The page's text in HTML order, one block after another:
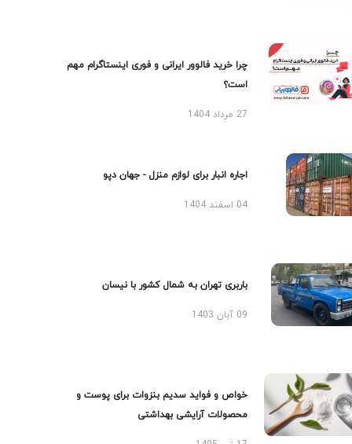
چرا خرید فالوور ایرانی و فوری اینستاگرام مهم
است؟
27 مرداد 1404
اجاره انبار برای لوازم منزل - جهان دپو
04 اسفند 1404
باربری تهران به شمال کشور با نیسان
09 آبان 1403
خواص و فواید سدیم بنزوات برای پوست و
محصولات آرایشی بهداشتی